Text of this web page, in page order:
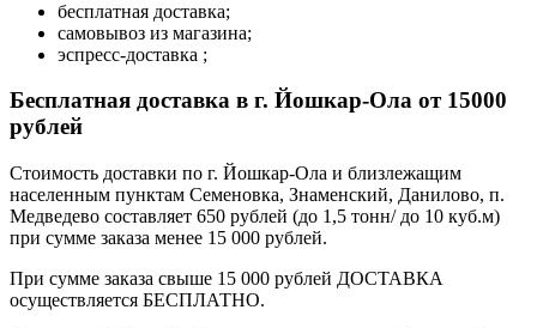
бесплатная доставка;
самовывоз из магазина;
эспресс-доставка ;
Бесплатная доставка в г. Йошкар-Ола от 15000
рублей
Стоимость доставки по г. Йошкар-Ола и близлежащим
населенным пунктам Семеновка, Знаменский, Данилово, п.
Медведево составляет 650 рублей (до 1,5 тонн/ до 10 куб.м)
при сумме заказа менее 15 000 рублей.
При сумме заказа свыше 15 000 рублей ДОСТАВКА
осуществляется БЕСПЛАТНО.